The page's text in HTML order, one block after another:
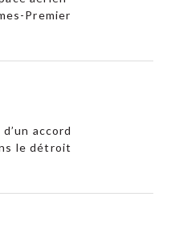
Premier
accord
le détroit